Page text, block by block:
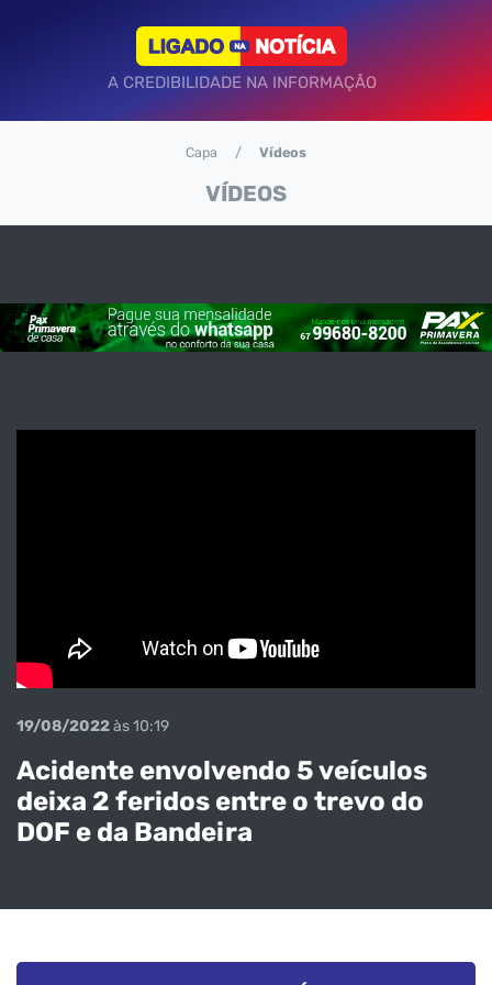
A CREDIBILIDADE NA INFORMAÇÃO
VÍDEOS
Capa Vídeos
19/08/2022às 10:19
Acidente envolvendo 5 veículos
deixa 2 feridos entre o trevo do
DOF e da Bandeira